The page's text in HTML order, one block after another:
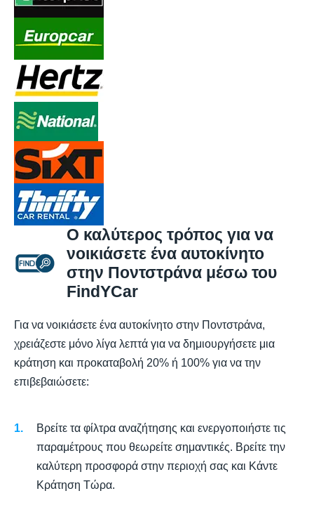
Ο καλύτερος τρόπος για να
νοικιάσετε ένα αυτοκίνητο
στην Ποντστράνα μέσω του
FindYCar
Για να νοικιάσετε ένα αυτοκίνητο στην Ποντστράνα,
χρειάζεστε μόνο λίγα λεπτά για να δημιουργήσετε μια
κράτηση και προκαταβολή 20% ή 100% για να την
επιβεβαιώσετε:
Βρείτε τα φίλτρα αναζήτησης και ενεργοποιήστε τις
παραμέτρους που θεωρείτε σημαντικές. Βρείτε την
καλύτερη προσφορά στην περιοχή σας και Κάντε
Κράτηση Τώρα.